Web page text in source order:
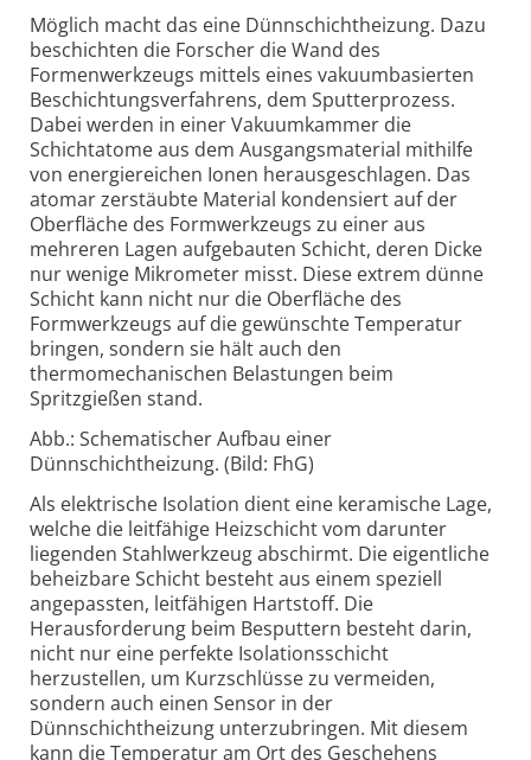
Möglich macht das eine Dünnschichtheizung. Dazu
beschichten die Forscher die Wand des
Formenwerkzeugs mittels eines vakuumbasierten
Beschichtungsverfahrens, dem Sputterprozess.
Dabei werden in einer Vakuumkammer die
Schichtatome aus dem Ausgangsmaterial mithilfe
von energiereichen Ionen herausgeschlagen. Das
atomar zerstäubte Material kondensiert auf der
Oberfläche des Formwerkzeugs zu einer aus
mehreren Lagen aufgebauten Schicht, deren Dicke
nur wenige Mikrometer misst. Diese extrem dünne
Schicht kann nicht nur die Oberfläche des
Formwerkzeugs auf die gewünschte Temperatur
bringen, sondern sie hält auch den
thermomechanischen Belastungen beim
Spritzgießen stand.
Abb.: Schematischer Aufbau einer
Dünnschichtheizung. (Bild: FhG)
Als elektrische Isolation dient eine keramische Lage,
welche die leitfähige Heizschicht vom darunter
liegenden Stahlwerkzeug abschirmt. Die eigentliche
beheizbare Schicht besteht aus einem speziell
angepassten, leitfähigen Hartstoff. Die
Herausforderung beim Besputtern besteht darin,
nicht nur eine perfekte Isolationsschicht
herzustellen, um Kurzschlüsse zu vermeiden,
sondern auch einen Sensor in der
Dünnschichtheizung unterzubringen. Mit diesem
kann die Temperatur am Ort des Geschehens